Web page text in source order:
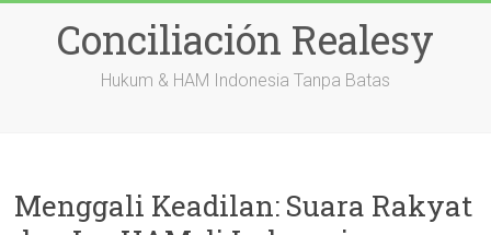
Conciliación Realesy
Hukum & HAM Indonesia Tanpa Batas
Menggali Keadilan: Suara Rakyat